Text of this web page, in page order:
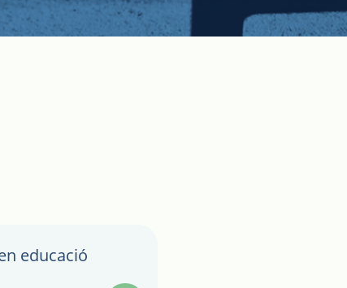
educació